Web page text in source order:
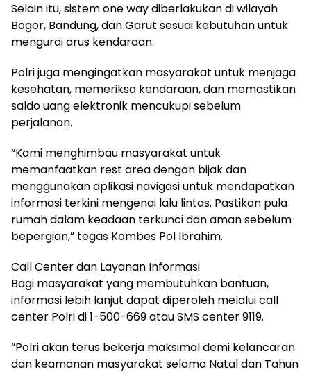
Selain itu, sistem one way diberlakukan di wilayah
Bogor, Bandung, dan Garut sesuai kebutuhan untuk
mengurai arus kendaraan.
Polri juga mengingatkan masyarakat untuk menjaga
kesehatan, memeriksa kendaraan, dan memastikan
saldo uang elektronik mencukupi sebelum
perjalanan.
“Kami menghimbau masyarakat untuk
memanfaatkan rest area dengan bijak dan
menggunakan aplikasi navigasi untuk mendapatkan
informasi terkini mengenai lalu lintas. Pastikan pula
rumah dalam keadaan terkunci dan aman sebelum
bepergian,” tegas Kombes Pol Ibrahim.
Call Center dan Layanan Informasi
Bagi masyarakat yang membutuhkan bantuan,
informasi lebih lanjut dapat diperoleh melalui call
center Polri di 1-500-669 atau SMS center 9119.
“Polri akan terus bekerja maksimal demi kelancaran
dan keamanan masyarakat selama Natal dan Tahun